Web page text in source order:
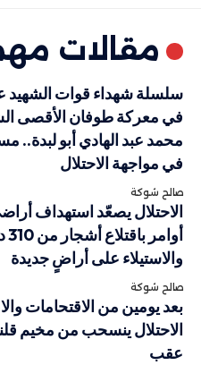
مقالات
سلسلة شهداء قوات الشهيد
في معركة طوفان الأقصى
محمد عبد الهادي أبو لبدة..
في مواجهة الاحتلال
صالح شوكة
الاحتلال يصعّد استهداف
والاستيلاء على أراضٍ جديدة
صالح شوكة
بعد يومين من الاقتحامات
الاحتلال ينسحب من مخيم
عقب